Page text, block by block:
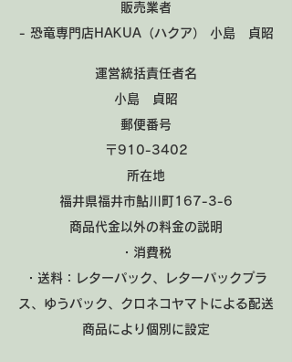
販売業者
- 恐竜専門店HAKUA（ハクア） 小島 貞昭
運営統括責任者名
小島 貞昭
郵便番号
〒910-3402
所在地
福井県福井市鮎川町167-3-6
商品代金以外の料金の説明
・消費税
・送料：レターパック、レターパックプラ
ス、ゆうパック、クロネコヤマトによる配送
​商品により個別に設定